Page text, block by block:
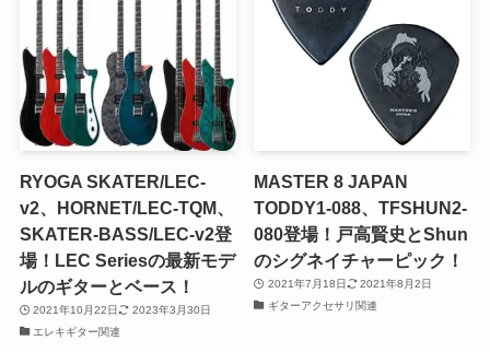
RYOGA SKATER/LEC-
v2、HORNET/LEC-TQM、
SKATER-BASS/LEC-v2登
場！LEC Seriesの最新モデ
ルのギターとベース！
2021年10月22日
2023年3月30日
エレキギター関連
MASTER 8 JAPAN
TODDY1-088、TFSHUN2-
080登場！戸高賢史とShun
のシグネイチャーピック！
2021年7月18日
2021年8月2日
ギターアクセサリ関連